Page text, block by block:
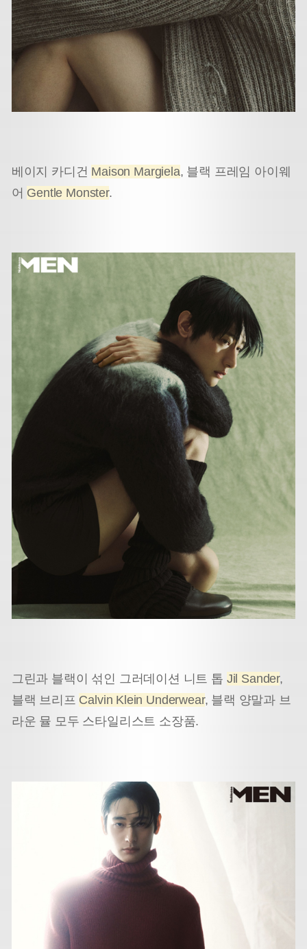
베이지 카디건 Maison Margiela, 블랙 프레임 아이웨
어 Gentle Monster.
그린과 블랙이 섞인 그러데이션 니트 톱 Jil Sander,
블랙 브리프 Calvin Klein Underwear, 블랙 양말과 브
라운 뮬 모두 스타일리스트 소장품.